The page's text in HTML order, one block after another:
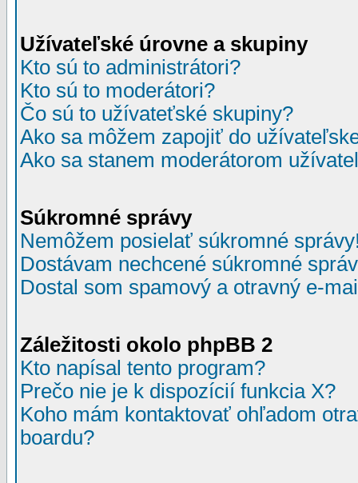
Užívateľské úrovne a skupiny
Kto sú to administrátori?
Kto sú to moderátori?
Čo sú to užívateťské skupiny?
Ako sa môžem zapojiť do
Ako sa stanem moderátorom
Súkromné správy
Nemôžem posielať súkromné
Dostávam nechcené súkromné
Dostal som spamový a otravný e-
Záležitosti okolo phpBB 2
Kto napísal tento program?
Prečo nie je k dispozícií funkcia X?
Koho mám kontaktovať ohľadom
boardu?